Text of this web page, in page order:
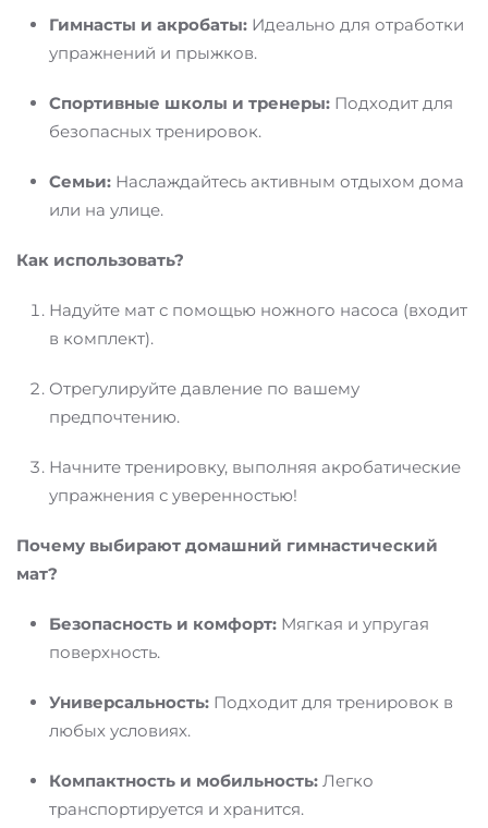
Гимнасты и акробаты: Идеально для отработки
упражнений и прыжков.
Спортивные школы и тренеры: Подходит для
безопасных тренировок.
Семьи: Наслаждайтесь активным отдыхом дома
или на улице.
Как использовать?
Надуйте мат с помощью ножного насоса (входит
в комплект).
Отрегулируйте давление по вашему
предпочтению.
Начните тренировку, выполняя акробатические
упражнения с уверенностью!
Почему выбирают домашний гимнастический
мат?
Безопасность и комфорт: Мягкая и упругая
поверхность.
Универсальность: Подходит для тренировок в
любых условиях.
Компактность и мобильность: Легко
транспортируется и хранится.